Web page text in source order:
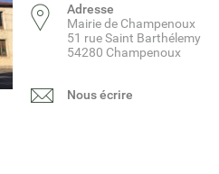
Adresse
Mairie de Champenoux
51 rue Saint Barthélemy
54280 Champenoux
Nous écrire